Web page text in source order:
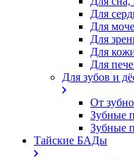
Для
Для
Для
Для
Для
Для зубов и
От
Зубные
Зубные
Тайские БАДы